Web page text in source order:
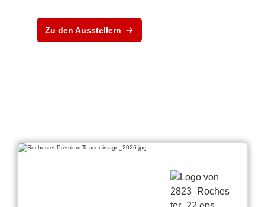
Zu den Ausstellern